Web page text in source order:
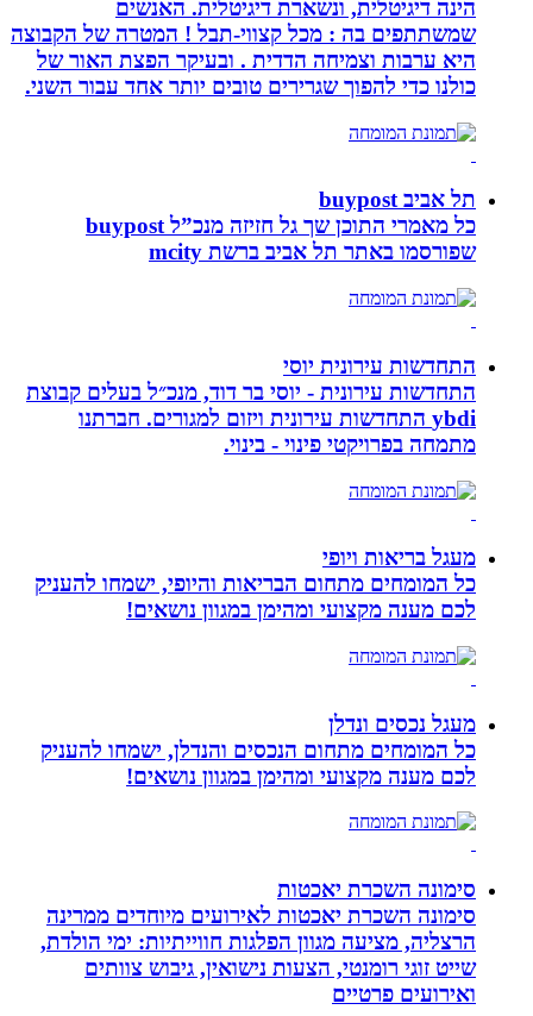
הינה דיגיטלית, ונשארת דיגיטלית. האנשים
שמשתתפים בה : מכל קצווי-תבל ! המטרה של הקבוצה
היא ערבות וצמיחה הדדית . ובעיקר הפצת האור של
כולנו כדי להפוך שגרירים טובים יותר אחד עבור השני.
תל אביב buypost
כל מאמרי התוכן שך גל חזיזה מנכ”ל buypost
שפורסמו באתר תל אביב ברשת mcity
התחדשות עירונית יוסי
התחדשות עירונית - יוסי בר דוד, מנכ״ל בעלים קבוצת
ybdi התחדשות עירונית ויזום למגורים. חברתנו
מתמחה בפרויקטי פינוי - בינוי.
מעגל בריאות ויופי
כל המומחים מתחום הבריאות והיופי, ישמחו להעניק
לכם מענה מקצועי ומהימן במגוון נושאים!
מעגל נכסים ונדלן
כל המומחים מתחום הנכסים והנדלן, ישמחו להעניק
לכם מענה מקצועי ומהימן במגוון נושאים!
סימונה השכרת יאכטות
סימונה השכרת יאכטות לאירועים מיוחדים ממרינה
הרצליה, מציעה מגוון הפלגות חווייתיות: ימי הולדת,
שייט זוגי רומנטי, הצעות נישואין, גיבוש צוותים
ואירועים פרטיים